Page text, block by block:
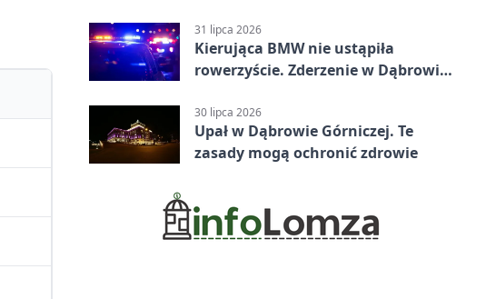
31 lipca 2026
Kierująca BMW nie ustąpiła
rowerzyście. Zderzenie w Dąbrowie
30 lipca 2026
Upał w Dąbrowie Górniczej. Te
zasady mogą ochronić zdrowie